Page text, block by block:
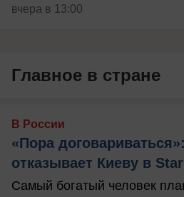
вчера в 13:00
Главное в стране
В России
«Пора
отказывает Киеву в
Самый богатый человек